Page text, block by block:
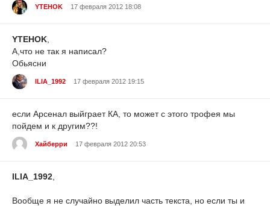
YTEHOK 17 февраля 2012 18:08
YTEHOK
А,что не так я написал?
Обьясни
ILIA_1992 17 февраля 2012 19:15
если Арсенал выйграет КА, то может с этого трофея мы
пойдем и к другим??!
Хайберри 17 февраля 2012 20:53
ILIA_1992
Вообще я не случайно выделил часть текста, но если ты и